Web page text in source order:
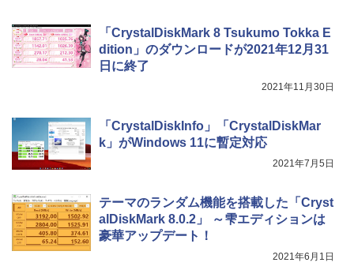
「CrystalDiskMark 8 Tsukumo Tokka E
dition」のダウンロードが2021年12月31
日に終了
2021年11月30日
「CrystalDiskInfo」「CrystalDiskMar
k」がWindows 11に暫定対応
2021年7月5日
テーマのランダム機能を搭載した「Cryst
alDiskMark 8.0.2」 ～雫エディションは
豪華アップデート！
2021年6月1日